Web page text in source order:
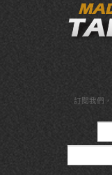
訂閱我們，